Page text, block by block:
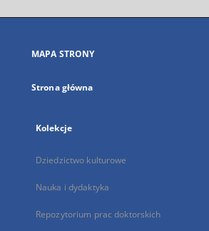
się
karcie
MAPA STRONY
Strona główna
Kolekcje
Dziedzictwo kulturowe
Nauka i dydaktyka
Repozytorium prac doktorskich